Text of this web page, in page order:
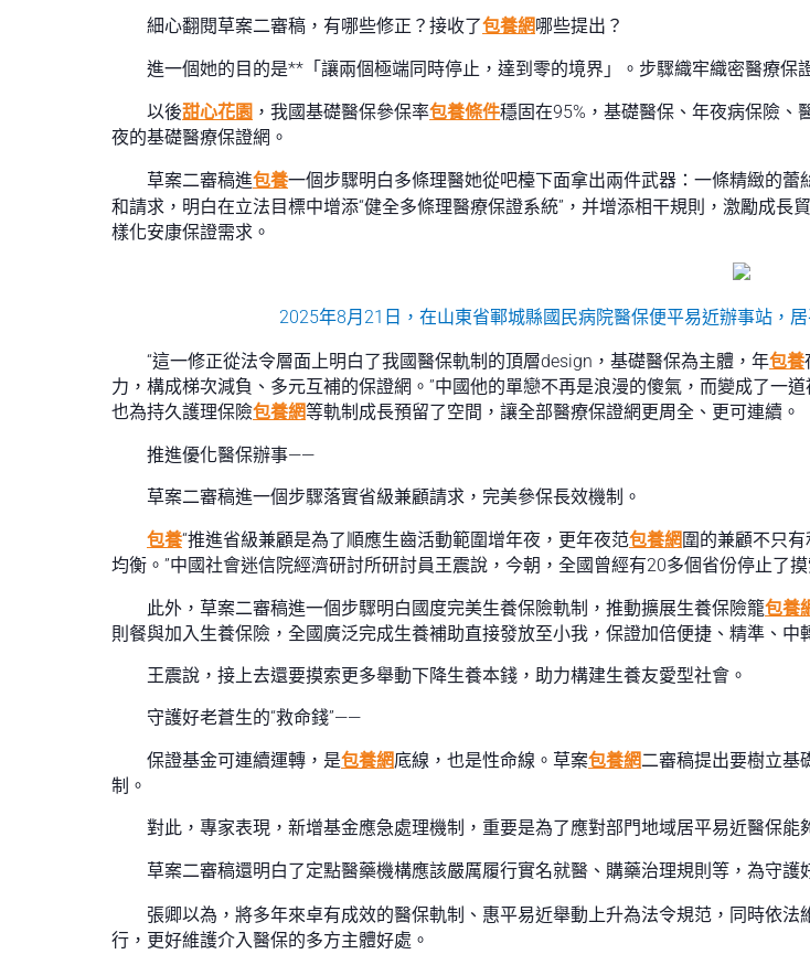
細心翻閱草案二審稿，有哪些修正？接收了包養網哪些提出？
進一個她的目的是**「讓兩個極端同時停止，達到零的境界」。步驟織牢織密醫療保
以後甜心花園 ，我國基礎醫保參保率包養條件穩固在95%，基礎醫保、年夜病保險、
夜的基礎醫療保證網。
草案二審稿進包養一個步驟明白多條理醫她從吧檯下面拿出兩件武器：一條精緻的蕾
和請求，明白在立法目標中增添“健全多條理醫療保證系統”，并增添相干規則，激勵成長
樣化安康保證需求。
2025年8月21日，在山東省鄆城縣國民病院醫保便平易近辦事站，
“這一修正從法令層面上明白了我國醫保軌制的頂層design，基礎醫保為主體，年包養
力，構成梯次減負、多元互補的保證網。”中國他的單戀不再是浪漫的傻氣，而變成了一
也為持久護理保險包養網等軌制成長預留了空間，讓全部醫療保證網更周全、更可連續。
推進優化醫保辦事——
草案二審稿進一個步驟落實省級兼顧請求，完美參保長效機制。
包養“推進省級兼顧是為了順應生齒活動範圍增年夜，更年夜范包養網 圍的兼顧不只
均衡。”中國社會迷信院經濟研討所研討員王震說，今朝，全國曾經有20多個省份停止了
此外，草案二審稿進一個步驟明白國度完美生養保險軌制，推動擴展生養保險籠包養
則餐與加入生養保險，全國廣泛完成生養補助直接發放至小我，保證加倍便捷、精準、中
王震說，接上去還要摸索更多舉動下降生養本錢，助力構建生養友愛型社會。
守護好老蒼生的“救命錢”——
保證基金可連續運轉，是包養網底線，也是性命線。草案包養網二審稿提出要樹立基
制。
對此，專家表現，新增基金應急處理機制，重要是為了應對部門地域居平易近醫保
草案二審稿還明白了定點醫藥機構應該嚴厲履行實名就醫、購藥治理規則等，為守護
張卿以為，將多年來卓有成效的醫保軌制、惠平易近舉動上升為法令規范，同時依法
行，更好維護介入醫保的多方主體好處。